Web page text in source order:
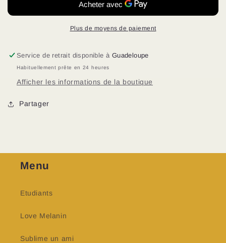
Men
Men
Plus de moyens de paiement
Service de retrait disponible à Guadeloupe
Habituellement prête en 24 heures
Afficher les informations de la boutique
Partager
Menu
Etudiants
Love Melanin
Sublime un ami